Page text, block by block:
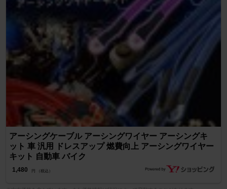
アーシングケーブル アーシングワイヤー アーシングキ
ット 車 汎用 ドレスアップ 燃費向上 アーシングワイヤー
キット 自動車 バイク
1,480 円 （税込）